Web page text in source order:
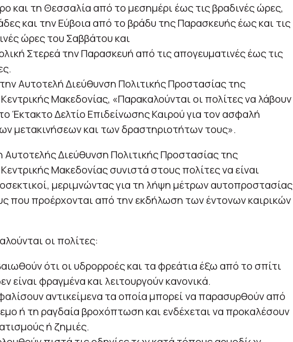
και τη Θεσσαλία από το μεσημέρι έως τις βραδινές ώρες,
και την Εύβοια από το βράδυ της Παρασκευής έως και τις
ώρες του Σαββάτου και
Στερεά την Παρασκευή από τις απογευματινές έως τις
Αυτοτελή Διεύθυνση Πολιτικής Προστασίας της
Μακεδονίας, «Παρακαλούνται οι πολίτες να λάβουν
Έκτακτο Δελτίο Επιδείνωσης Καιρού για τον ασφαλή
μετακινήσεων και των δραστηριοτήτων τους».
Αυτοτελής Διεύθυνση Πολιτικής Προστασίας της
Μακεδονίας συνιστά στους πολίτες να είναι
μεριμνώντας για τη λήψη μέτρων αυτοπροστασίας
που προέρχονται από την εκδήλωση των έντονων καιρικών
οι πολίτες:
ότι οι υδρορροές και τα φρεάτια έξω από το σπίτι
είναι φραγμένα και λειτουργούν κανονικά.
αντικείμενα τα οποία μπορεί να παρασυρθούν από
ή τη ραγδαία βροχόπτωση και ενδέχεται να προκαλέσουν
ή ζημιές.